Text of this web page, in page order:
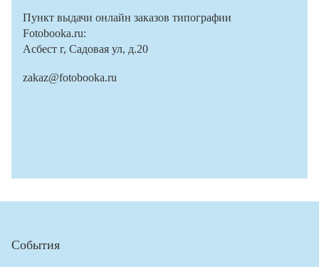
Пункт выдачи онлайн заказов типографии
Fotobooka.ru:
Асбест г, Садовая ул, д.20
zakaz@fotobooka.ru
События